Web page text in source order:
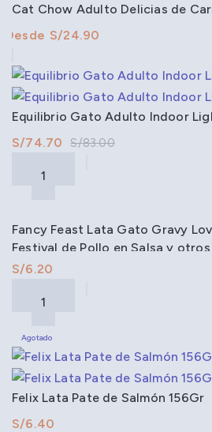
Cat Chow Adulto Delicias de
S/
Equilibrio Gato Adulto Indoor
S/83.00
S/74.70
Fancy Feast Lata Gato Gravy
Festival de Pollo en Salsa y
S/
Agotado
Felix Lata Pate de Salmón 156Gr
S/